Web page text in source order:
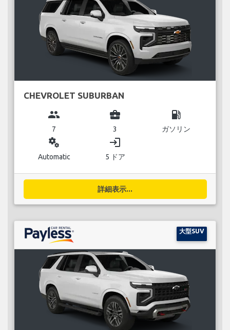
CHEVROLET SUBURBAN
group
7
business_center
3
local_gas_station
ガソリン
miscellaneous_services
Automatic
login
5 ドア
詳細表示...
大型SUV